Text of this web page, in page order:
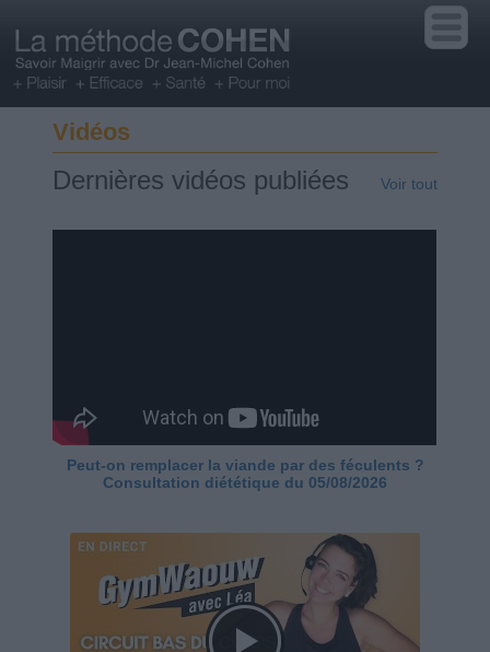
Vidéos
Dernières vidéos publiées Voir tout
Peut-on remplacer la viande par des féculents ?
Consultation diététique du 05/08/2026